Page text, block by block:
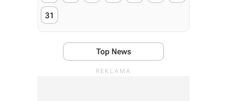
31
Top News